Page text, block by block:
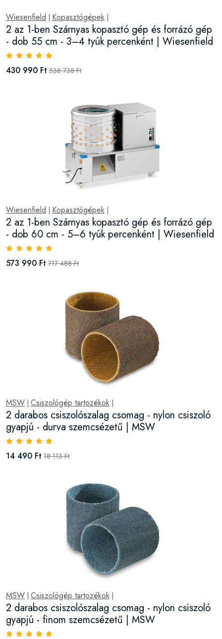
Wiesenfield Kopasztógépek
2 az 1-ben Szárnyas kopasztó gép és forrázó gép
- dob 55 cm - 3–4 tyúk percenként | Wiesenfield
430 990 Ft 538 738 Ft
Wiesenfield Kopasztógépek
2 az 1-ben Szárnyas kopasztó gép és forrázó gép
- dob 60 cm - 5–6 tyúk percenként | Wiesenfield
573 990 Ft 717 488 Ft
MSW Csiszológép tartozékok
2 darabos csiszolószalag csomag - nylon csiszoló
gyapjú - durva szemcsézetű | MSW
14 490 Ft 18 113 Ft
MSW Csiszológép tartozékok
2 darabos csiszolószalag csomag - nylon csiszoló
gyapjú - finom szemcsézetű | MSW